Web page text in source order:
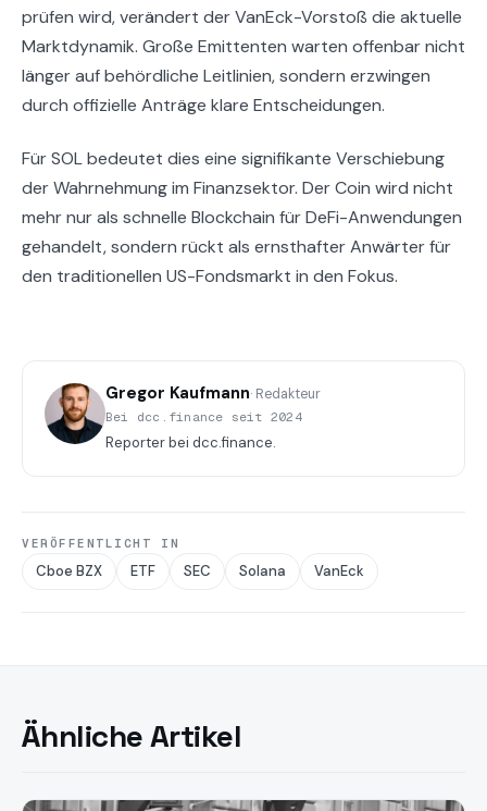
prüfen wird, verändert der VanEck-Vorstoß die aktuelle
Marktdynamik. Große Emittenten warten offenbar nicht
länger auf behördliche Leitlinien, sondern erzwingen
durch offizielle Anträge klare Entscheidungen.
Für SOL bedeutet dies eine signifikante Verschiebung
der Wahrnehmung im Finanzsektor. Der Coin wird nicht
mehr nur als schnelle Blockchain für DeFi-Anwendungen
gehandelt, sondern rückt als ernsthafter Anwärter für
den traditionellen US-Fondsmarkt in den Fokus.
Gregor Kaufmann· Redakteur
Bei dcc.finance seit 2024
Reporter bei dcc.finance.
VERÖFFENTLICHT IN
Cboe BZX ETF SEC Solana VanEck
Ähnliche Artikel